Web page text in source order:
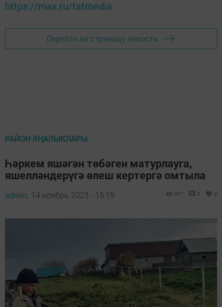
https://max.ru/tatmedia
Перейти на страницу новости
РАЙОН ЯҢАЛЫКЛАРЫ
Һәркем яшәгән төбәген матурлауга,
яшелләндерүгә өлеш кертергә омтыла
admin, 14 ноябрь 2023 - 15:19 507 0 0